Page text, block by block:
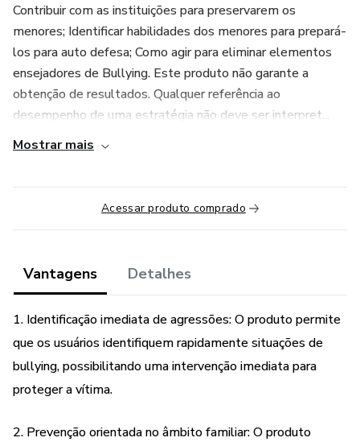
Contribuir com as instituições para preservarem os
menores; Identificar habilidades dos menores para prepará-
los para auto defesa; Como agir para eliminar elementos
ensejadores de Bullying. Este produto não garante a
obtenção de resultados. Qualquer referência ao
desempenho de uma estratégia não deve ser interpret...
Mostrar mais
Acessar produto comprado
Vantagens Detalhes
1. Identificação imediata de agressões: O produto permite
que os usuários identifiquem rapidamente situações de
bullying, possibilitando uma intervenção imediata para
proteger a vítima.
2. Prevenção orientada no âmbito familiar: O produto